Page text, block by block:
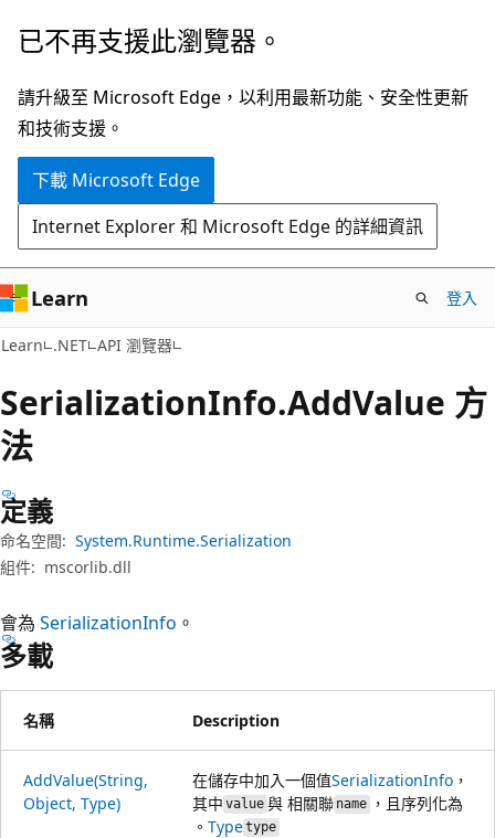
跳
主
要
內
跳
頁
面
內
覽
已不再支援此瀏覽器。
請升級至 Microsoft Edge，以利用最新功能、安全性更新
和技術支援。
下載 Microsoft Edge
Internet Explorer 和 Microsoft Edge 的詳細資訊
Learn 登入
Learn .NET API 瀏覽器
SerializationInfo.AddValue 方
法
定義
命名空間: System.Runtime.Serialization
組件: mscorlib.dll
會為 SerializationInfo 。
多載
名稱 Description
AddValue(String,
Object, Type)
在儲存中加入一個值SerializationInfo ，
其中 value與 相關聯 name，且序列化為
。 Typetype